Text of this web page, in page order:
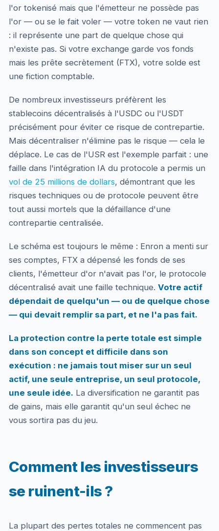
l'or tokenisé mais que l'émetteur ne possède pas
l'or — ou se le fait voler — votre token ne vaut rien
: il représente une part de quelque chose qui
n'existe pas. Si votre exchange garde vos fonds
mais les prête secrètement (FTX), votre solde est
une fiction comptable.
De nombreux investisseurs préfèrent les
stablecoins décentralisés à l'USDC ou l'USDT
précisément pour éviter ce risque de contrepartie.
Mais décentraliser n'élimine pas le risque — cela le
déplace. Le cas de l'USR est l'exemple parfait : une
faille dans l'intégration IA du protocole a permis un
vol de 25 millions de dollars, démontrant que les
risques techniques ou de protocole peuvent être
tout aussi mortels que la défaillance d'une
contrepartie centralisée.
Le schéma est toujours le même : Enron a menti sur
ses comptes, FTX a dépensé les fonds de ses
clients, l'émetteur d'or n'avait pas l'or, le protocole
décentralisé avait une faille technique. Votre actif
dépendait de quelqu'un — ou de quelque chose
— qui devait remplir sa part, et ne l'a pas fait.
La protection contre la perte totale est simple
dans son concept et difficile dans son
exécution : ne jamais tout miser sur un seul
actif, une seule entreprise, un seul protocole,
une seule idée. La diversification ne garantit pas
de gains, mais elle garantit qu'un seul échec ne
vous sortira pas du jeu.
Comment les investisseurs
se ruinent-ils ?
La plupart des pertes totales ne commencent pas